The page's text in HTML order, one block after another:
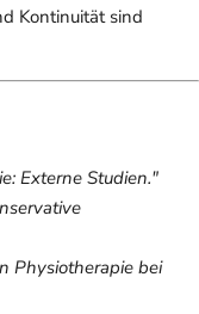
Kontinuität sind
Externe Studien."
Physiotherapie bei